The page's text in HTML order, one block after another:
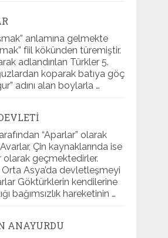
anlamına gelmekte
fiil kökünden türemiştir.
adlandırılan Türkler 5.
koparak batıya göç
adını alan boylarla …
“Aparlar” olarak
Çin kaynaklarında ise
olarak geçmektedirler.
Orta Asya’da devletleşmeyi
Göktürklerin kendilerine
bağımsızlık hareketinin …
ANAYURDU